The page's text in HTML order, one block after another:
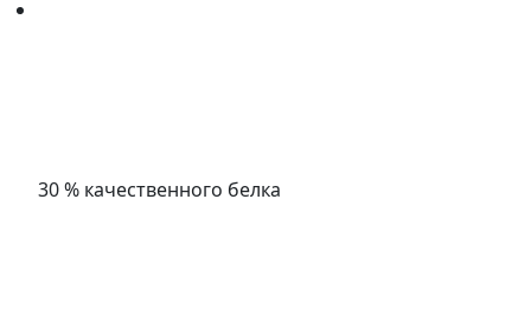
30 % качественного белка